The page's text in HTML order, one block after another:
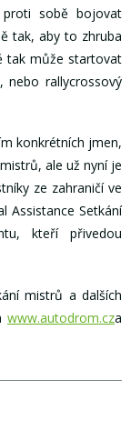
sobě bojovat
tak, aby to zhruba
tak může startovat
nebo rallycrossový
konkrétních jmen,
ale už nyní je
ze zahraničí ve
Assistance Setkání
kteří přivedou
mistrů a dalších
www.autodrom.cza